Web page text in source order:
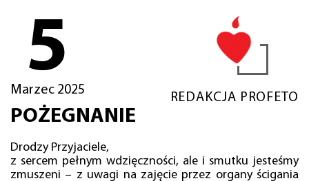
5
Marzec 2025
REDAKCJA PROFETO
POŻEGNANIE
Drodzy Przyjaciele,
z sercem pełnym wdzięczności, ale i smutku jesteśmy
zmuszeni – z uwagi na zajęcie przez organy ścigania